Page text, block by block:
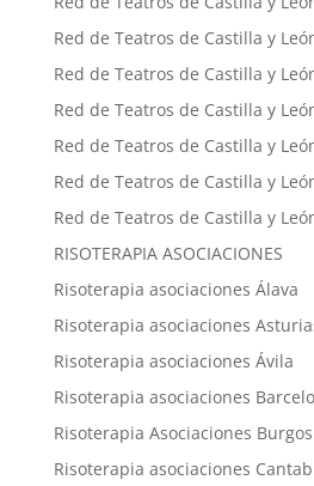
Red de Teatros de Castilla y
Red de Teatros de Castilla y
Red de Teatros de Castilla y
Red de Teatros de Castilla y
Red de Teatros de Castilla y
Red de Teatros de Castilla y
RISOTERAPIA ASOCIACIONES
Risoterapia asociaciones Álava
Risoterapia asociaciones
Risoterapia asociaciones Ávila
Risoterapia asociaciones
Risoterapia Asociaciones Burgos
Risoterapia asociaciones